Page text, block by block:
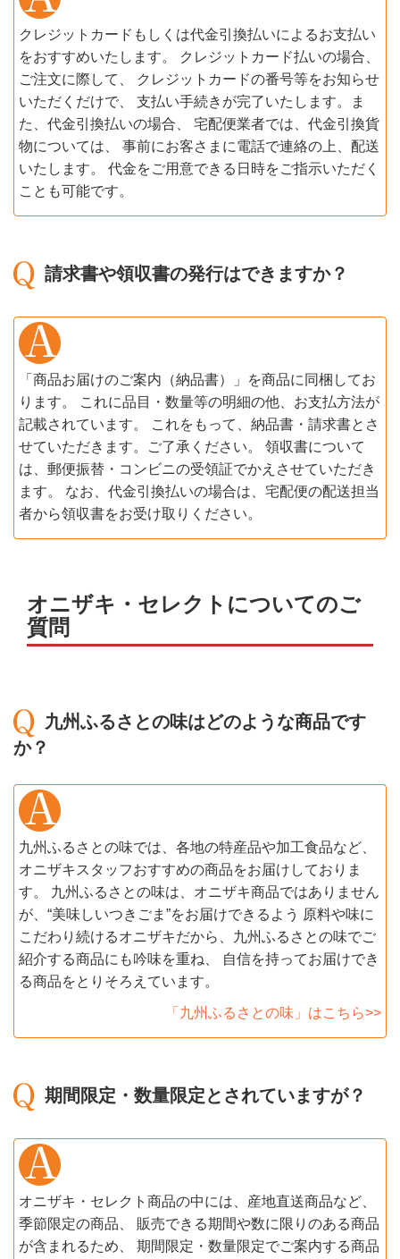
クレジットカードもしくは代金引換払いによるお支払い
をおすすめいたします。 クレジットカード払いの場合、
ご注文に際して、 クレジットカードの番号等をお知らせ
いただくだけで、 支払い手続きが完了いたします。ま
た、代金引換払いの場合、 宅配便業者では、代金引換貨
物については、 事前にお客さまに電話で連絡の上、配送
いたします。 代金をご用意できる日時をご指示いただく
ことも可能です。
請求書や領収書の発行はできますか？
「商品お届けのご案内（納品書）」を商品に同梱してお
ります。 これに品目・数量等の明細の他、お支払方法が
記載されています。 これをもって、納品書・請求書とさ
せていただきます。ご了承ください。 領収書について
は、郵便振替・コンビニの受領証でかえさせていただき
ます。 なお、代金引換払いの場合は、宅配便の配送担当
者から領収書をお受け取りください。
オニザキ・セレクトについてのご
質問
九州ふるさとの味はどのような商品です
か？
九州ふるさとの味では、各地の特産品や加工食品など、
オニザキスタッフおすすめの商品をお届けしておりま
す。 九州ふるさとの味は、オニザキ商品ではありません
が、“美味しいつきごま”をお届けできるよう 原料や味に
こだわり続けるオニザキだから、九州ふるさとの味でご
紹介する商品にも吟味を重ね、 自信を持ってお届けでき
る商品をとりそろえています。
「九州ふるさとの味」はこちら>>
期間限定・数量限定とされていますが？
オニザキ・セレクト商品の中には、産地直送商品など、
季節限定の商品、 販売できる期間や数に限りのある商品
が含まれるため、 期間限定・数量限定でご案内する商品